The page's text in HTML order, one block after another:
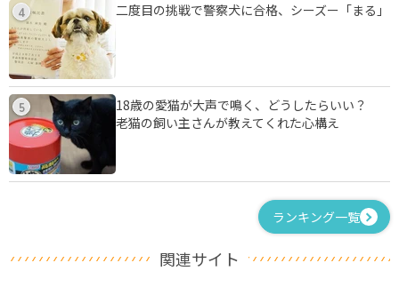
4 二度目の挑戦で警察犬に合格、シーズー「まる」
5
18歳の愛猫が大声で鳴く、どうしたらいい？
老猫の飼い主さんが教えてくれた心構え
ランキング一覧
関連サイト